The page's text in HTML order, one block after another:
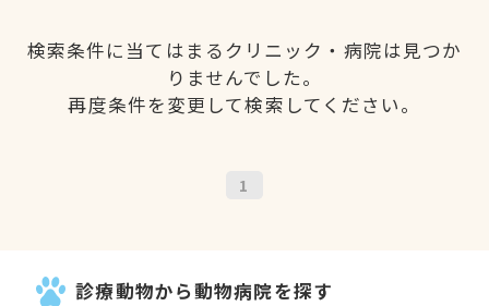
検索条件に当てはまるクリニック・病院は見つか
りませんでした。
再度条件を変更して検索してください。
1
診療動物から動物病院を探す